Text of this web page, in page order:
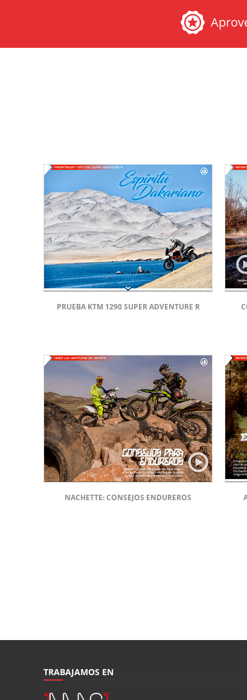
PRUEBA KTM 1290 SUPER ADVENTURE R
NACHETTE: CONSEJOS ENDUREROS
TRABAJAMOS EN